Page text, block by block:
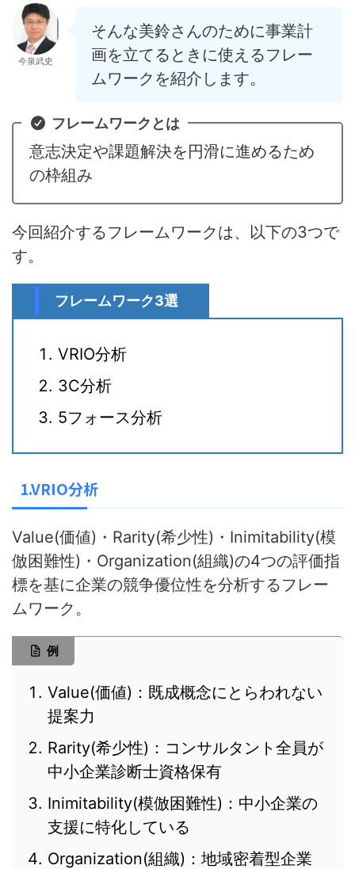
今泉武史
そんな美鈴さんのために事業計
画を立てるときに使えるフレー
ムワークを紹介します。
フレームワークとは
意志決定や課題解決を円滑に進めるため
の枠組み
今回紹介するフレームワークは、以下の3つで
す。
フレームワーク3選
VRIO分析
3C分析
5フォース分析
1.VRIO分析
Value(価値)・Rarity(希少性)・Inimitability(模
倣困難性)・Organization(組織)の4つの評価指
標を基に企業の競争優位性を分析するフレー
ムワーク。
例
Value(価値)：既成概念にとらわれない
提案力
Rarity(希少性)：コンサルタント全員が
中小企業診断士資格保有
Inimitability(模倣困難性)：中小企業の
支援に特化している
Organization(組織)：地域密着型企業